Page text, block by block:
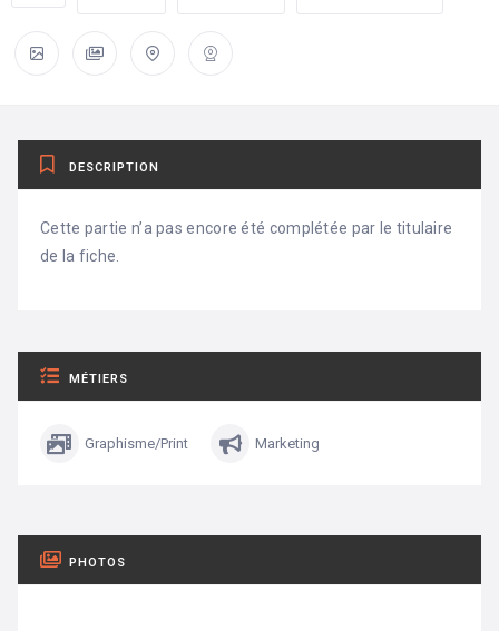
DESCRIPTION
Cette partie n’a pas encore été complétée par le titulaire
de la fiche.
MÉTIERS
Graphisme/Print Marketing
PHOTOS